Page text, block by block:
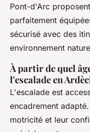
Pont-d'Arc
parfaitement
sécurisé avec des
environnement
À partir de quel
l'escalade en
L'escalade est
encadrement
motricité et leur